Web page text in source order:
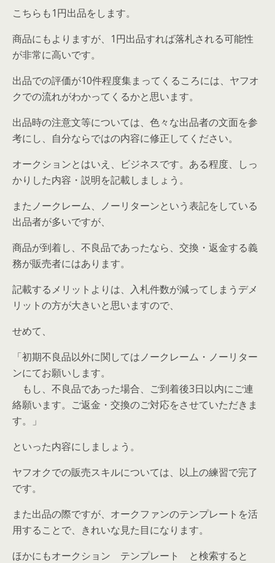
こちらも1円出品をします。
商品にもよりますが、1円出品すれば落札される可能性
が非常に高いです。
出品での評価が10件程度集まってくるころには、ヤフオ
クでの流れがわかってくるかと思います。
出品時の注意文等については、色々な出品者の文面を参
考にし、自分ならではの内容に修正してください。
オークションとはいえ、ビジネスです。ある程度、しっ
かりした内容・説明を記載しましょう。
またノークレーム、ノーリターンという表記をしている
出品者が多いですが、
商品が到着し、不良品であったなら、交換・返金する義
務が販売者にはあります。
記載するメリットよりは、入札件数が減ってしまうデメ
リットの方が大きいと思いますので、
せめて、
「初期不良品以外に関してはノークレーム・ノーリター
ンにてお願いします。
もし、不良品であった場合、ご到着後3日以内にご連
絡願います。ご返金・交換のご対応をさせていただきま
す。」
といった内容にしましょう。
ヤフオクでの販売スキルについては、以上の練習で完了
です。
また出品の際ですが、オークファンのテンプレートを活
用することで、きれいな見た目になります。
ほかにもオークション テンプレート と検索すると